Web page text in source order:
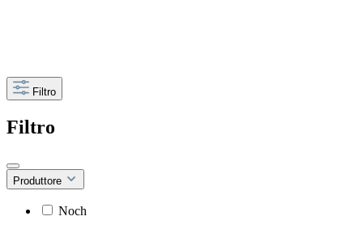
Filtro
Filtro
Produttore
Noch